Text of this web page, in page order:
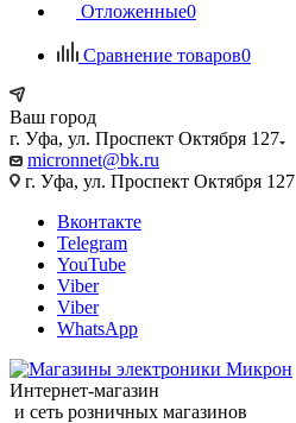
Отложенные0
Сравнение товаров0
Ваш город
г. Уфа, ул. Проспект Октября 127
micronnet@bk.ru
г. Уфа, ул. Проспект Октября 127
Вконтакте
Telegram
YouTube
Viber
Viber
WhatsApp
Интернет-магазин
и сеть розничных магазинов